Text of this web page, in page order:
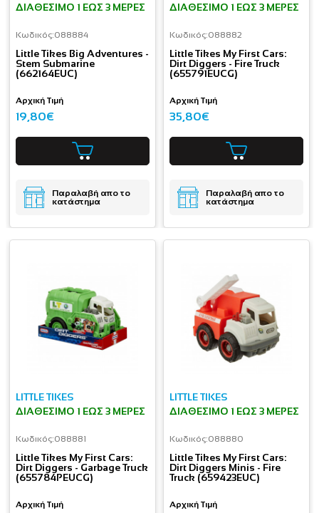
ΔΙΑΘΈΣΙΜΟ 1 ΕΩΣ 3 ΜΈΡΕΣ
Κωδικός:088884
Little Tikes Big Adventures -
Stem Submarine
(662164EUC)
Αρχική Τιμή
19,80€
Παραλαβή απο το
κατάστημα
ΔΙΑΘΈΣΙΜΟ 1 ΕΩΣ 3 ΜΈΡΕΣ
Κωδικός:088882
Little Tikes My First Cars:
Dirt Diggers - Fire Truck
(655791EUCG)
Αρχική Τιμή
35,80€
Παραλαβή απο το
κατάστημα
LITTLE TIKES
ΔΙΑΘΈΣΙΜΟ 1 ΕΩΣ 3 ΜΈΡΕΣ
Κωδικός:088881
Little Tikes My First Cars:
Dirt Diggers - Garbage Truck
(655784PEUCG)
Αρχική Τιμή
LITTLE TIKES
ΔΙΑΘΈΣΙΜΟ 1 ΕΩΣ 3 ΜΈΡΕΣ
Κωδικός:088880
Little Tikes My First Cars:
Dirt Diggers Minis - Fire
Truck (659423EUC)
Αρχική Τιμή